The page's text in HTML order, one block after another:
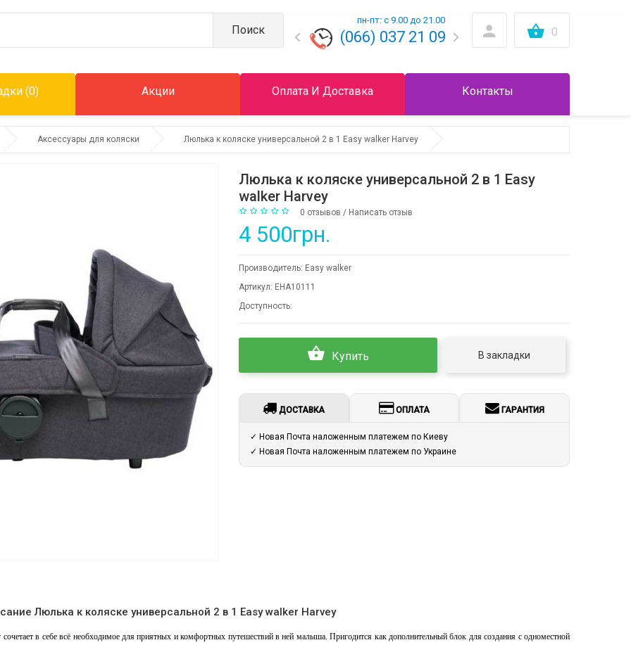
0
Поиск
пн-пт: с 9.00 до 21.00
(066) 037 21 09
(0) Акции Оплата И Доставка Контакты
Аксессуары для коляски Люлька к коляске универсальной 2 в 1 Easy walker Harvey
Люлька к коляске универсальной 2 в 1 Easy
walker Harvey
0 отзывов / Написать отзыв
4 500грн.
Производитель: Easy walker
Артикул: EHA10111
Доступность:
Купить В закладки
ДОСТАВКА ОПЛАТА ГАРАНТИЯ
✓ Новая Почта наложенным платежем по Киеву
✓ Новая Почта наложенным платежем по Украине
Люлька к коляске универсальной 2 в 1 Easy walker Harvey
в себе всё необходимое для приятных и комфортных путешествий в ней малыша. Пригодится как дополнительный блок для создания с одноместной